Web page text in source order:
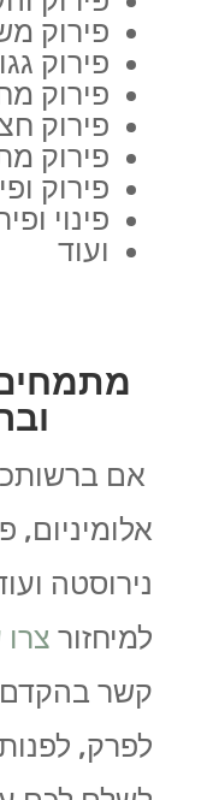
פירוק
פירוק
פירוק
פירוק
פירוק
פירוק
פינוי
ועוד
אם
נירוסטה
למיחזור
קשר
לפרק,